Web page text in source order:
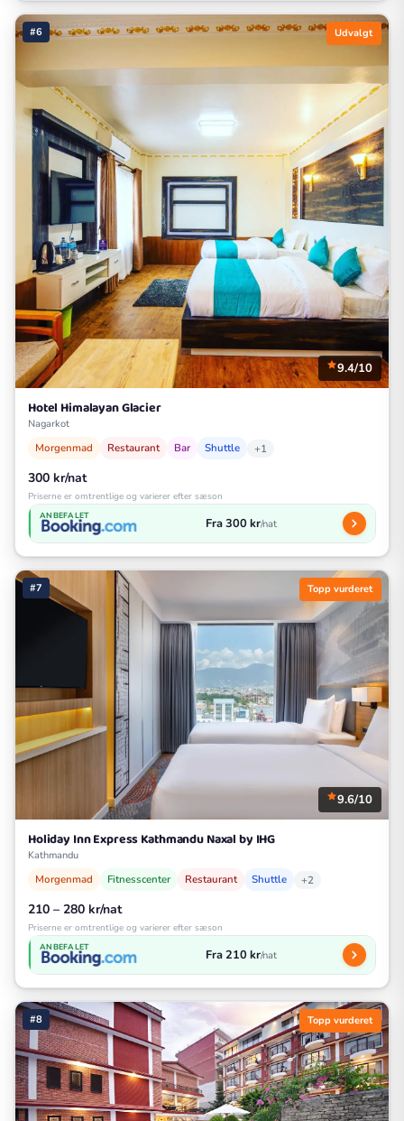
#6 Udvalgt
9.4/10
Hotel Himalayan Glacier
Nagarkot
Morgenmad Restaurant Bar Shuttle +1
300 kr/nat
Priserne er omtrentlige og varierer efter sæson
ANBEFALET Fra 300 kr/nat
#7 Topp vurderet
9.6/10
Holiday Inn Express Kathmandu Naxal by IHG
Kathmandu
Morgenmad Fitnesscenter Restaurant Shuttle +2
210 – 280 kr/nat
Priserne er omtrentlige og varierer efter sæson
ANBEFALET Fra 210 kr/nat
#8 Topp vurderet